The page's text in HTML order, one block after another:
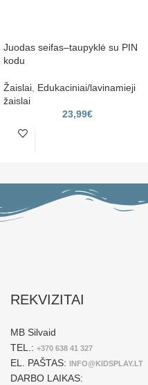
Juodas seifas–taupyklė su PIN
kodu
Žaislai, Edukaciniai/lavinamieji
žaislai
23,99€
REKVIZITAI
MB Silvaid
TEL.: +370 638 41 327
EL. PAŠTAS: INFO@KIDSPLAY.LT
DARBO LAIKAS: